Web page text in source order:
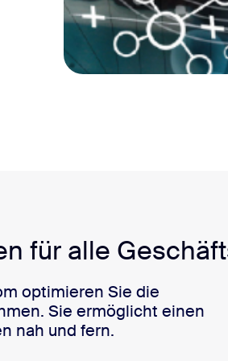
für alle
optimieren Sie die
Sie ermöglicht einen
nah und fern.